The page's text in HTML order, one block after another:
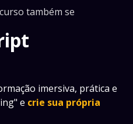
também se
imersiva, prática e
e crie sua própria